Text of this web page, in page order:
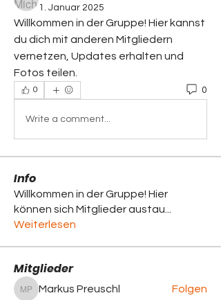
1. Januar 2025
Willkommen in der Gruppe! Hier kannst
du dich mit anderen Mitgliedern
vernetzen, Updates erhalten und
Fotos teilen.
0 0
Write a comment...
Info
Willkommen in der Gruppe! Hier
können sich Mitglieder austau
Weiterlesen
Mitglieder
Markus Preuschl
Markus Preuschl Folgen